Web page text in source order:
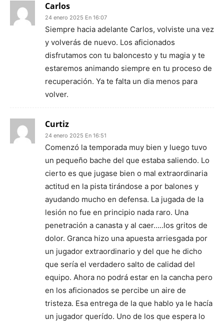
Carlos
24 enero 2025 En 16:07
Siempre hacia adelante Carlos, volviste una vez
y volverás de nuevo. Los aficionados
disfrutamos con tu baloncesto y tu magia y te
estaremos animando siempre en tu proceso de
recuperación. Ya te falta un dia menos para
volver.
Curtiz
24 enero 2025 En 16:51
Comenzó la temporada muy bien y luego tuvo
un pequeño bache del que estaba saliendo. Lo
cierto es que jugase bien o mal extraordinaria
actitud en la pista tirándose a por balones y
ayudando mucho en defensa. La jugada de la
lesión no fue en principio nada raro. Una
penetración a canasta y al caer…..los gritos de
dolor. Granca hizo una apuesta arriesgada por
un jugador extraordinario y del que he dicho
que sería el verdadero salto de calidad del
equipo. Ahora no podrá estar en la cancha pero
en los aficionados se percibe un aire de
tristeza. Esa entrega de la que hablo ya le hacía
un jugador querído. Uno de los que espera lo